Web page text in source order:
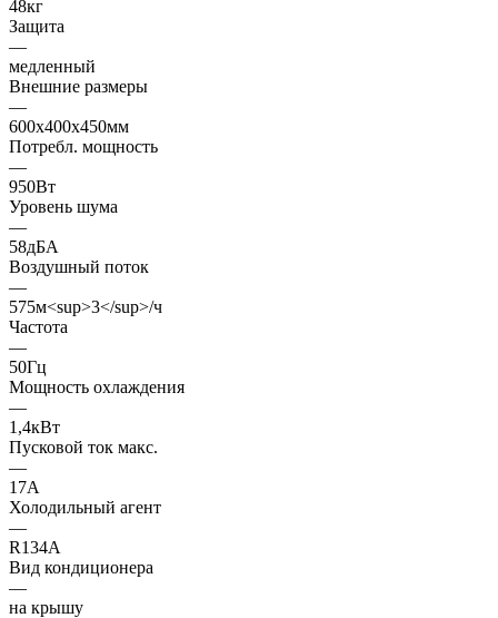
48кг
Защита
—
медленный
Внешние размеры
—
600x400x450мм
Потребл. мощность
—
950Вт
Уровень шума
—
58дБА
Воздушный поток
—
575м<sup>3</sup>/ч
Частота
—
50Гц
Мощность охлаждения
—
1,4кВт
Пусковой ток макс.
—
17А
Холодильный агент
—
R134A
Вид кондиционера
—
на крышу